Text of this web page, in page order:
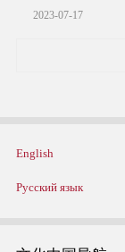
2023-07-17
English
Русский язык